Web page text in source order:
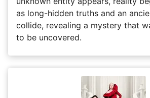
as long-hidden truths and an
collide, revealing a mystery that
to be uncovered.